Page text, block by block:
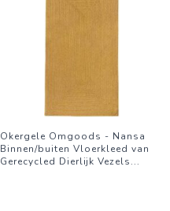
Okergele Omgoods - Nansa
Binnen/buiten Vloerkleed van
Gerecycled Dierlijk Vezels...